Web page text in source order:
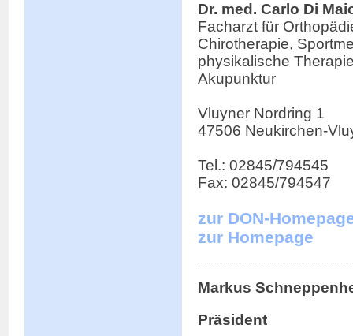
Dr. med. Carlo Di
Facharzt für
Chirotherapie,
physikalische
Akupunktur
Vluyner Nordring 1
47506 Neukirchen-
Tel.: 02845/794545
Fax: 02845/794547
zur DON-
zur Homepage
Markus
Präsident